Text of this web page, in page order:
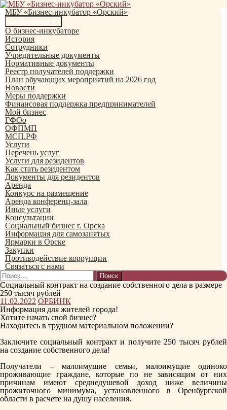
Перейти
содержимому
МБУ «Бизнес-инкубатор «Орский»
Поиск
О бизнес-инкубаторе
История
Сотрудники
Учредительные документы
Нормативные документы
Реестр получателей поддержки
План обучающих мероприятий на 2026 год
Новости
Меры поддержки
Финансовая поддержка предпринимателей
Мой бизнес
ГФОо
ОФПМП
МСП.РФ
Услуги
Перечень услуг
Услуги для резидентов
Как стать резидентом
Документы для резидентов
Аренда
Конкурс на размещение
Аренда конференц-зала
Иные услуги
Консультации
Социальный бизнес г. Орска
Информация для самозанятых
Ярмарки в Орске
Закупки
Противодействие коррупции
Связаться с нами
Найти:
Социальный контракт на создание собственного дела в размере
250 тысяч рублей
11.02.2022 ОРБИНК
Информация для жителей города!
Хотите начать свой бизнес?
Находитесь в трудном материальном положении?
Заключите социальный контракт и получите 250 тысяч рублей
на создание собственного дела!
Получатели – малоимущие семьи, малоимущие одиноко
проживающие граждане, которые по не зависящим от них
причинам имеют среднедушевой доход ниже величины
прожиточного минимума, установленного в Оренбургской
области в расчете на душу населения.